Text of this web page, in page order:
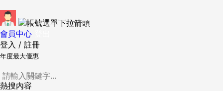
會員中心
登入 / 註冊
年度最大優惠
熱搜內容